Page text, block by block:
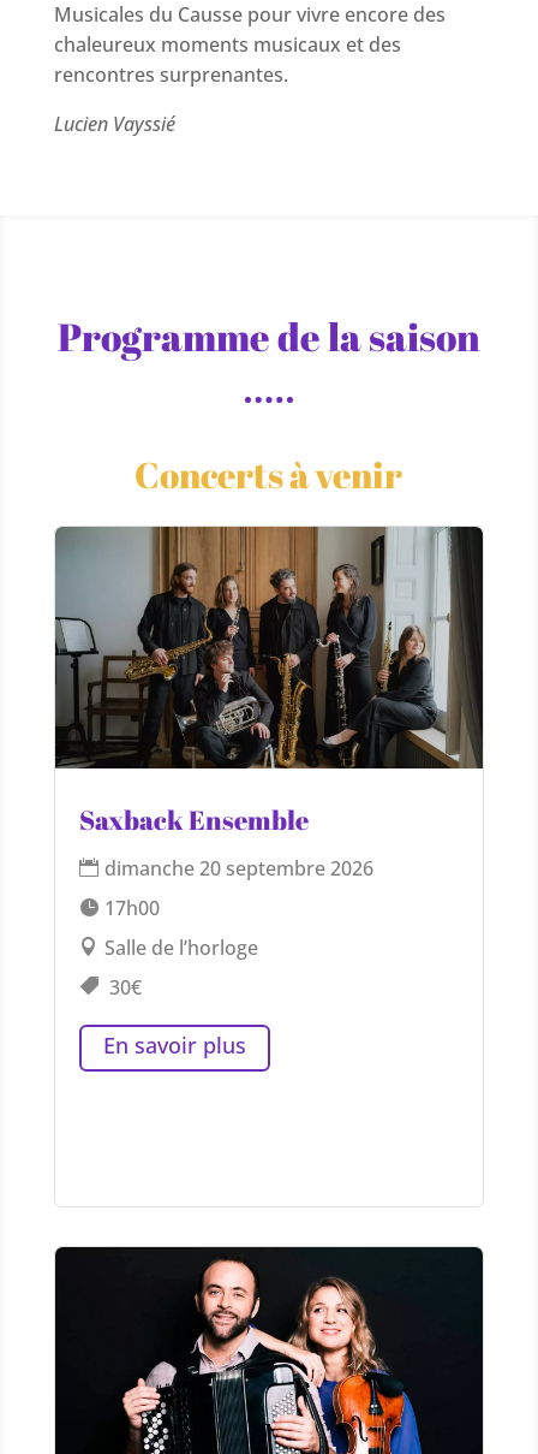
Musicales du Causse pour vivre encore des
chaleureux moments musicaux et des
rencontres surprenantes.
Lucien Vayssié
Programme de la saison
Concerts à venir
Saxback Ensemble
dimanche 20 septembre 2026
17h00
Salle de l’horloge
30€
En savoir plus